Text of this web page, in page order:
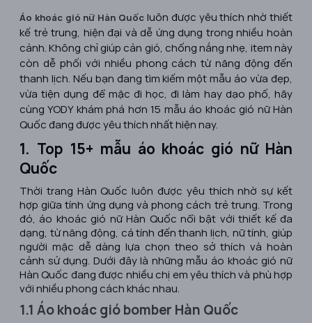
Áo khoác gió nữ Hàn Quốc luôn được yêu thích nhờ thiết
kế trẻ trung, hiện đại và dễ ứng dụng trong nhiều hoàn
cảnh. Không chỉ giúp cản gió, chống nắng nhẹ, item này
còn dễ phối với nhiều phong cách từ năng động đến
thanh lịch. Nếu bạn đang tìm kiếm một mẫu áo vừa đẹp,
vừa tiện dụng để mặc đi học, đi làm hay dạo phố, hãy
cùng YODY khám phá hơn 15 mẫu áo khoác gió nữ Hàn
Quốc đang được yêu thích nhất hiện nay.
1. Top 15+ mẫu áo khoác gió nữ Hàn
Quốc
Thời trang Hàn Quốc luôn được yêu thích nhờ sự kết
hợp giữa tính ứng dụng và phong cách trẻ trung. Trong
đó, áo khoác gió nữ Hàn Quốc nổi bật với thiết kế đa
dạng, từ năng động, cá tính đến thanh lịch, nữ tính, giúp
người mặc dễ dàng lựa chọn theo sở thích và hoàn
cảnh sử dụng. Dưới đây là những mẫu áo khoác gió nữ
Hàn Quốc đang được nhiều chị em yêu thích và phù hợp
với nhiều phong cách khác nhau.
1.1 Áo khoác gió bomber Hàn Quốc